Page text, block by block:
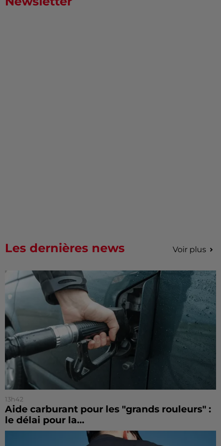
Les dernières news Voir plus
13h42
Aide carburant pour les "grands rouleurs" :
le délai pour la...